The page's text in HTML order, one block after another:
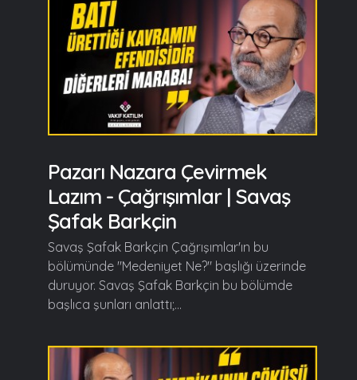
Pazarı Nazara Çevirmek
Lazım - Çağrışımlar | Savaş
Şafak Barkçin
Savaş Şafak Barkçin Çağrışımlar'ın bu
bölümünde "Medeniyet Ne?" başlığı üzerinde
duruyor. Savaş Şafak Barkçin bu bölümde
başlıca şunları anlattı;...